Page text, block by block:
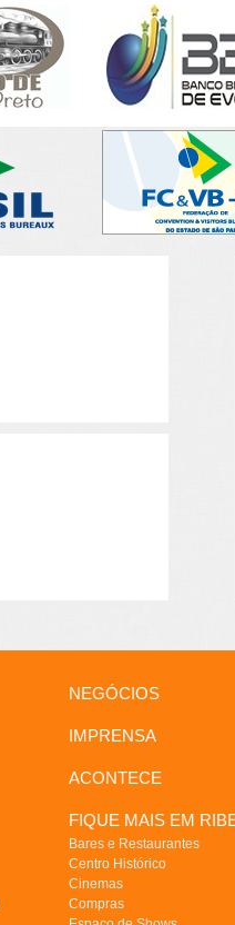
NEGÓCIOS
IMPRENSA
ACONTECE
FIQUE MAIS EM
Bares e Restaurantes
Centro Histórico
Cinemas
Compras